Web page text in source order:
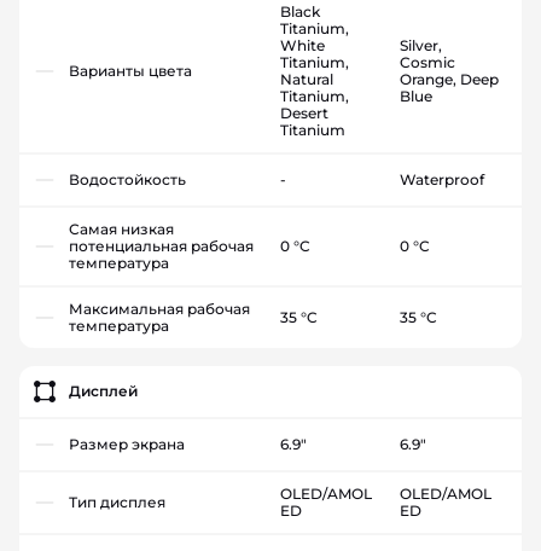
Варианты цвета
Black
Titanium,
White
Titanium,
Natural
Titanium,
Desert
Titanium
Silver,
Cosmic
Orange, Deep
Blue
Водостойкость - Waterproof
Самая низкая
потенциальная рабочая
температура
0 °C 0 °C
Максимальная рабочая
температура
35 °C 35 °C
Дисплей
Размер экрана 6.9" 6.9"
Тип дисплея
OLED/AMOL
ED
OLED/AMOL
ED